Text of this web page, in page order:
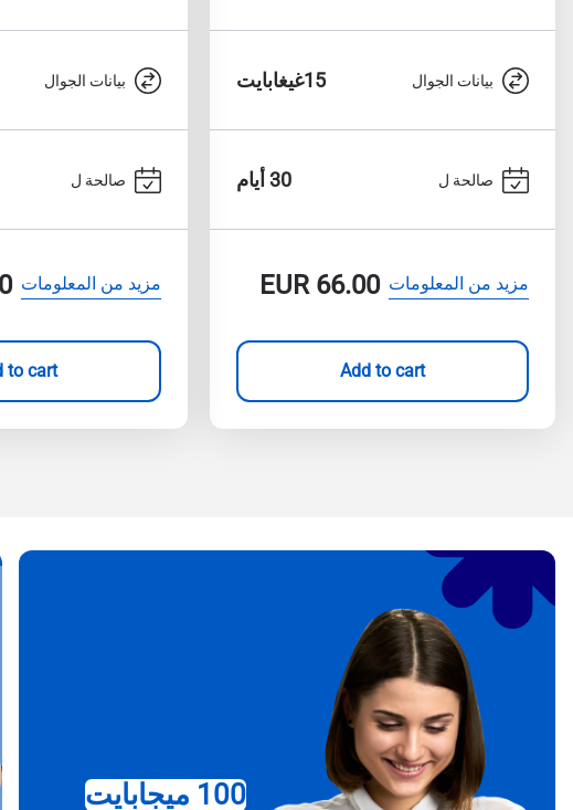
بيانات الجوال 15غيغابايت
صالحة ل 30 أيام
مزيد من المعلومات EUR66.00
Add to cart
بيانات الجوال
صالحة ل
مزيد من المعلومات
to cart
100 ميجابايت